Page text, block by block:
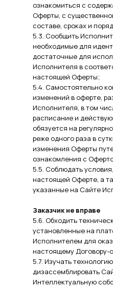
ознакомиться с
Оферты, с
составе, сроках и
5.3. Сообщить
необходимые для
достаточные для
Исполнителя в
настоящей Оферты;
5.4. Самостоятельно
изменений в оферте,
Исполнителя, в том
расписание и
обязуется на
реже одного раза в
изменения Оферты
ознакомления с
5.5. Соблюдать
настоящей Оферте, а
указанные на Сайте
Заказчик не вправе
5.6. Обходить
установленные на
Исполнителем для
настоящему Договору-
5.7. Изучать
дизассемблировать
Интеллектуальную